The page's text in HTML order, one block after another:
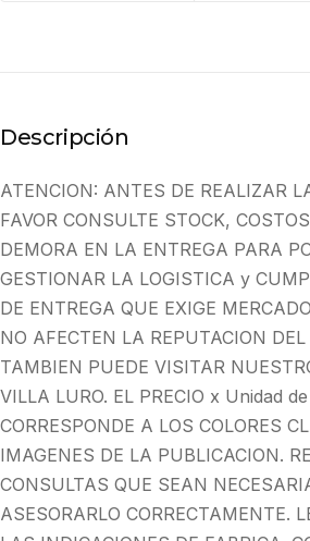
Descripción
ATENCION: ANTES DE REALIZAR
FAVOR CONSULTE STOCK,
DEMORA EN LA ENTREGA PARA
GESTIONAR LA LOGISTICA y
DE ENTREGA QUE EXIGE
NO AFECTEN LA REPUTACION DEL
TAMBIEN PUEDE VISITAR
VILLA LURO. EL PRECIO x Unidad
CORRESPONDE A LOS COLORES
IMAGENES DE LA PUBLICACION.
CONSULTAS QUE SEAN
ASESORARLO CORRECTAMENTE.